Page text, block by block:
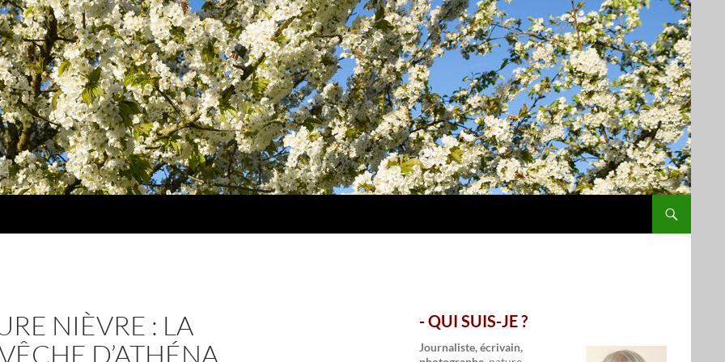
NIÈVRE : LA
D’ATHÉNA
- QUI SUIS-JE ?
Journaliste, écrivain,